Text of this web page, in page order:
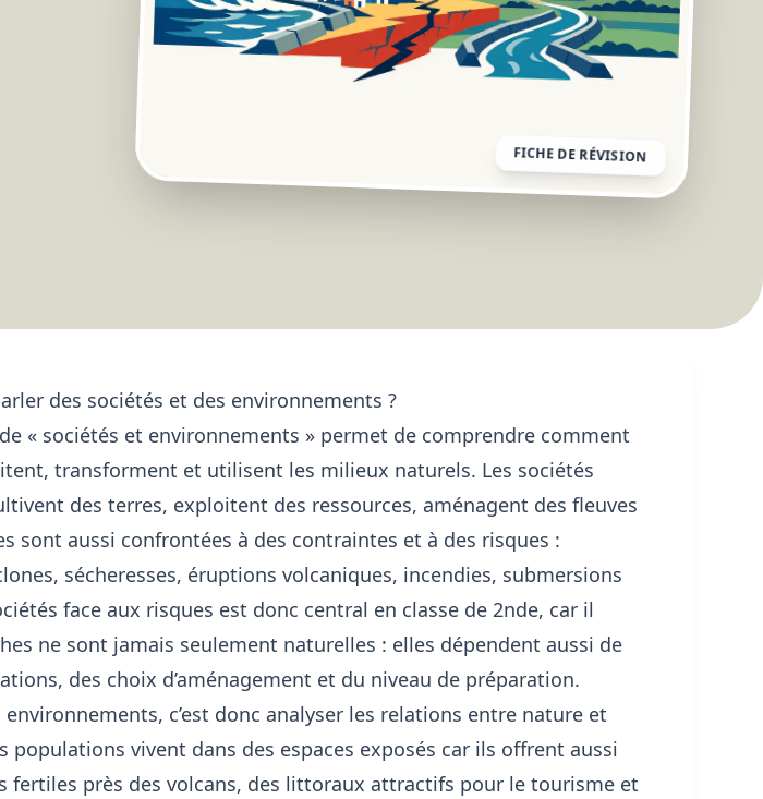
FICHE DE RÉVISION
des sociétés et des environnements ?
« sociétés et environnements » permet de comprendre comment
transforment et utilisent les milieux naturels. Les sociétés
des terres, exploitent des ressources, aménagent des fleuves
sont aussi confrontées à des contraintes et à des risques :
sécheresses, éruptions volcaniques, incendies, submersions
face aux risques est donc central en classe de 2nde, car il
ne sont jamais seulement naturelles : elles dépendent aussi de
des choix d’aménagement et du niveau de préparation.
c’est donc analyser les relations entre nature et
populations vivent dans des espaces exposés car ils offrent aussi
fertiles près des volcans, des littoraux attractifs pour le tourisme et